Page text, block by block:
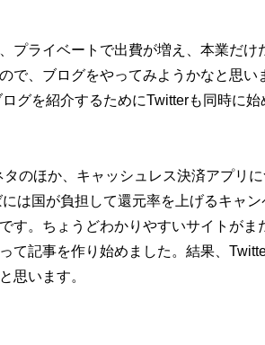
プライベートで出費が増え、本業だけ
で、ブログをやってみようかなと思い
グを紹介するためにTwitterも同時に始
のほか、キャッシュレス決済アプリ
は国が負担して還元率を上げるキャン
す。ちょうどわかりやすいサイトがま
て記事を作り始めました。結果、
思います。